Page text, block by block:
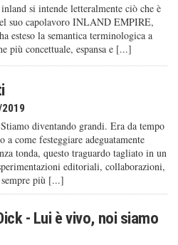
si intende letteralmente ciò che è
suo capolavoro INLAND EMPIRE,
esteso la semantica terminologica a
più concettuale, espansa e [...]
diventando grandi. Era da tempo
a come festeggiare adeguatamente
tonda, questo traguardo tagliato in un
editoriali, collaborazioni,
più [...]
- Lui è vivo, noi siamo